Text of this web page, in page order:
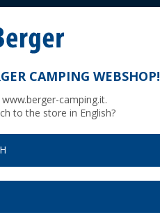
CAMPING WEBSHOP!
camping.it.
to the store in English?